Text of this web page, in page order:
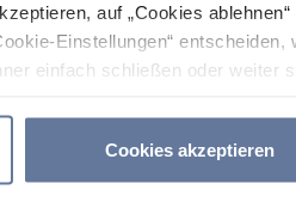
auf „Cookies ablehnen“
Einstellungen“ entscheiden,
einfach schließen oder weiter
Cookies akzeptieren